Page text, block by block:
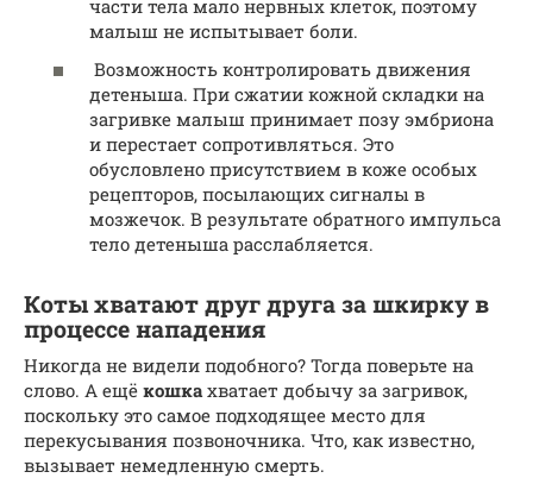
части тела мало нервных клеток, поэтому
малыш не испытывает боли.
Возможность контролировать движения
детеныша. При сжатии кожной складки на
загривке малыш принимает позу эмбриона
и перестает сопротивляться. Это
обусловлено присутствием в коже особых
рецепторов, посылающих сигналы в
мозжечок. В результате обратного импульса
тело детеныша расслабляется.
Коты хватают друг друга за шкирку в
процессе нападения
Никогда не видели подобного? Тогда поверьте на
слово. А ещё кошка хватает добычу за загривок,
поскольку это самое подходящее место для
перекусывания позвоночника. Что, как известно,
вызывает немедленную смерть.